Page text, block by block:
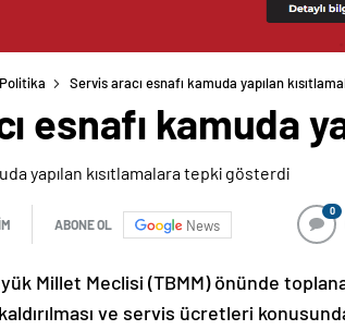
Politika Servis aracı esnafı kamuda yapılan
esnafı kamuda
ABONE OL News
0
Millet Meclisi (TBMM) önünde
ve servis ücretleri